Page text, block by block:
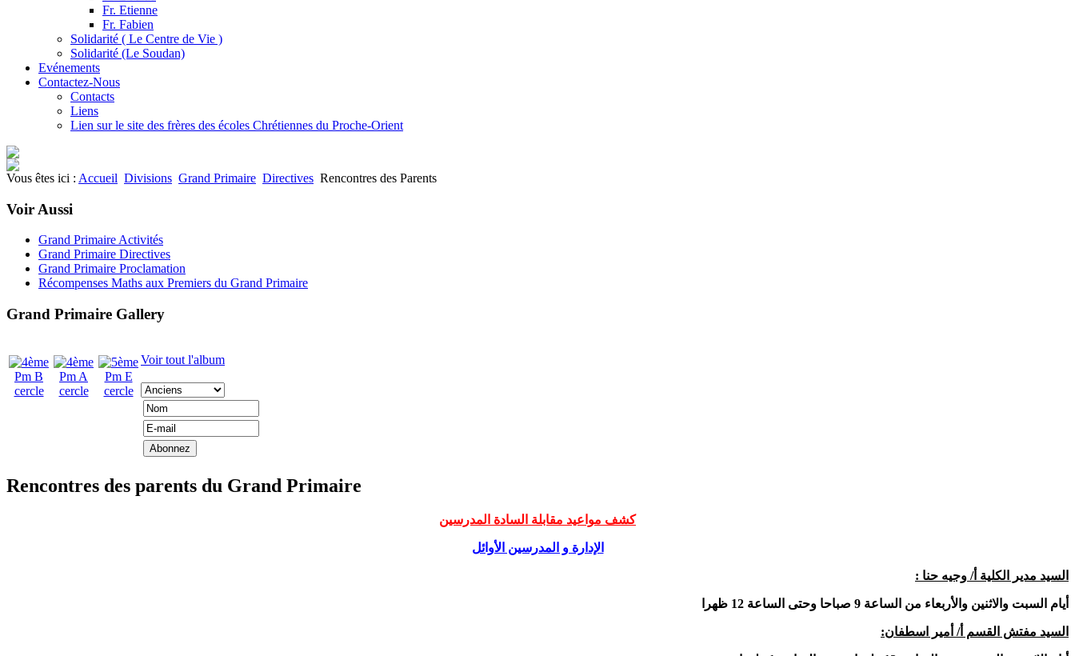
Fr. Etienne
Fr. Fabien
Solidarité ( Le Centre de Vie )
Solidarité (Le Soudan)
Evénements
Contactez-Nous
Contacts
Liens
Lien sur le site des frères des écoles Chrétiennes du Proche-Orient
Vous êtes ici : Accueil Divisions Grand Primaire Directives Rencontres des Parents
Voir Aussi
Grand Primaire Activités
Grand Primaire Directives
Grand Primaire Proclamation
Récompenses Maths aux Premiers du Grand Primaire
Grand Primaire Gallery
Voir tout l'album
Rencontres des parents du Grand Primaire
كشف مواعيد مقابلة السادة المدرسين
الإدارة و المدرسين الأوائل
السيد مدير الكلية أ/ وجيه حنا :
أيام السبت والاثنين والأربعاء من الساعة 9 صباحا وحتى الساعة 12 ظهرا
السيد مفتش القسم أ/ أمير اسطفان: